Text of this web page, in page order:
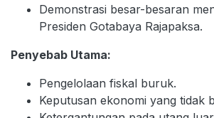
Demonstrasi besar-besaran
Presiden Gotabaya Rajapaksa.
Penyebab Utama:
Pengelolaan fiskal buruk.
Keputusan ekonomi yang tidak